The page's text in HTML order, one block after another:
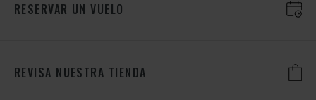
RESERVAR UN VUELO
REVISA NUESTRA TIENDA